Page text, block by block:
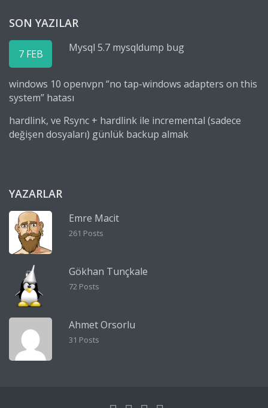
SON YAZILAR
7 FEB Mysql 5.7 mysqldump bug
windows 10 openvpn “no tap-windows adapters on this
system” hatası
hardlink, ve Rsync + hardlink ile incremental (sadece
değişen dosyaları) günlük backup almak
YAZARLAR
Emre Macit
261 Posts
Gökhan Tunçkale
72 Posts
Ahmet Orsorlu
31 Posts